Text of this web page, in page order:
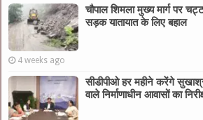
चौपाल शिमला मुख्य मार्ग पर
सड़क यातायात के लिए बहाल
4 weeks ago
सीडीपीओ हर महीने करेंगे
वाले निर्माणाधीन आवासों का